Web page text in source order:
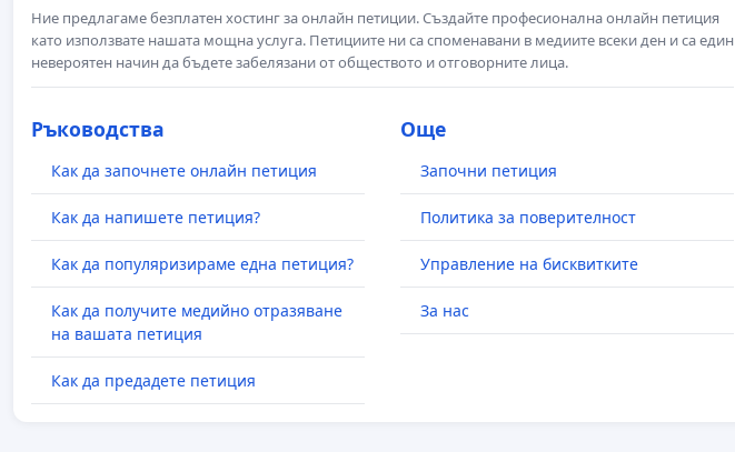
Ние предлагаме безплатен хостинг за онлайн петиции. Създайте професионална онлайн петиция
като използвате нашата мощна услуга. Петициите ни са споменавани в медиите всеки ден и са един
невероятен начин да бъдете забелязани от обществото и отговорните лица.
Ръководства
Как да започнете онлайн петиция
Как да напишете петиция?
Как да популяризираме една петиция?
Как да получите медийно отразяване
на вашата петиция
Как да предадете петиция
Още
Започни петиция
Политика за поверителност
Управление на бисквитките
За нас